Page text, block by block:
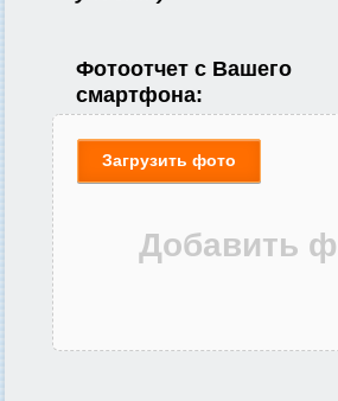
Фотоотчет с Вашего
смартфона:
Загрузить фото